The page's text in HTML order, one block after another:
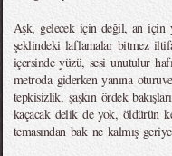
Aşk, gelecek için değil, an için
şeklindeki laflamalar bitmez
içersinde yüzü, sesi unutulur
metroda giderken yanına
tepkisizlik, şaşkın ördek
kaçacak delik de yok, öldürün
temasından bak ne kalmış